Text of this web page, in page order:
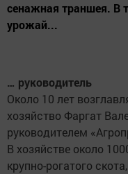
сенажная траншея. В
урожай...
… руководитель
Около 10 лет
хозяйство Фаргат
руководителем
В хозяйстве около
крупно-рогатого